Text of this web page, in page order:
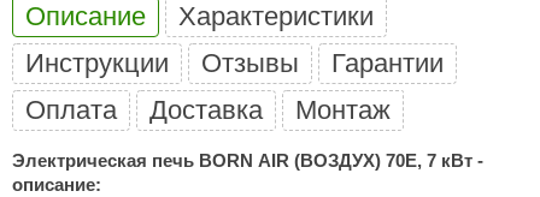
Описание
Характеристики
Инструкции
Отзывы
Гарантии
Оплата
Доставка Монтаж
Электрическая печь BORN AIR (ВОЗДУХ) 70E, 7 кВт -
описание: